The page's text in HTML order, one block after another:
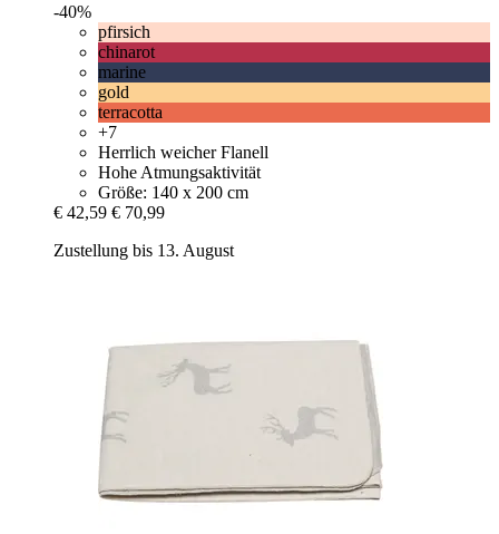
-40%
pfirsich
chinarot
marine
gold
terracotta
+7
Herrlich weicher Flanell
Hohe Atmungsaktivität
Größe: 140 x 200 cm
€ 42,59 € 70,99
Zustellung bis 13. August